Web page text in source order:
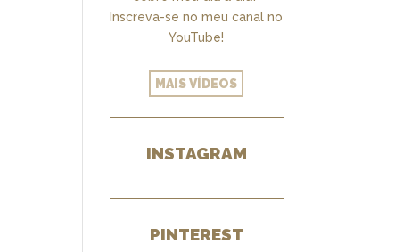
Inscreva-se no meu canal no
YouTube!
MAIS VÍDEOS
INSTAGRAM
PINTEREST